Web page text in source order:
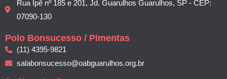
Rua Ipê nº 185 e 201, Jd. Guarulhos Guarulhos, SP - CEP:
07090-130
Polo Bonsucesso / Pimentas
(11) 4395-9821
salabonsucesso@oabguarulhos.org.br